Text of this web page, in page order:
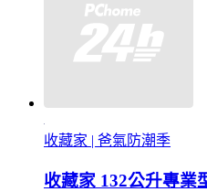
收藏家 | 爸氣防潮季
收藏家 132公升專業